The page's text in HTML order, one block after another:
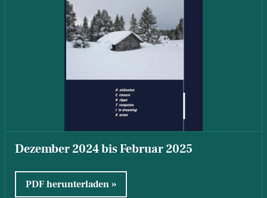
Dezember 2024 bis Februar 2025
PDF herunterladen